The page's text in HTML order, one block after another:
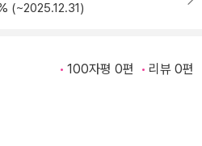
(~2025.12.31)
100자평 0편 리뷰 0편